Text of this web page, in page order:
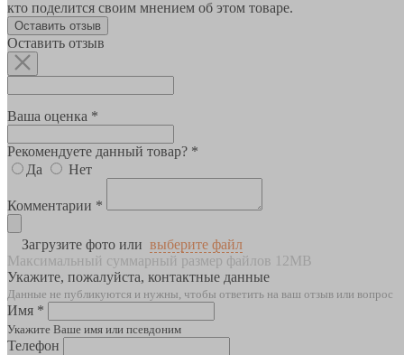
кто поделится своим мнением об этом товаре.
Оставить отзыв
Оставить отзыв
Ваша оценка *
Рекомендуете данный товар? *
Да
Нет
Комментарии *
Загрузите фото или выберите файл
Максимальный суммарный размер файлов 12MB
Укажите, пожалуйста, контактные данные
Данные не публикуются и нужны, чтобы ответить на ваш отзыв или вопрос
Имя *
Укажите Ваше имя или псевдоним
Телефон